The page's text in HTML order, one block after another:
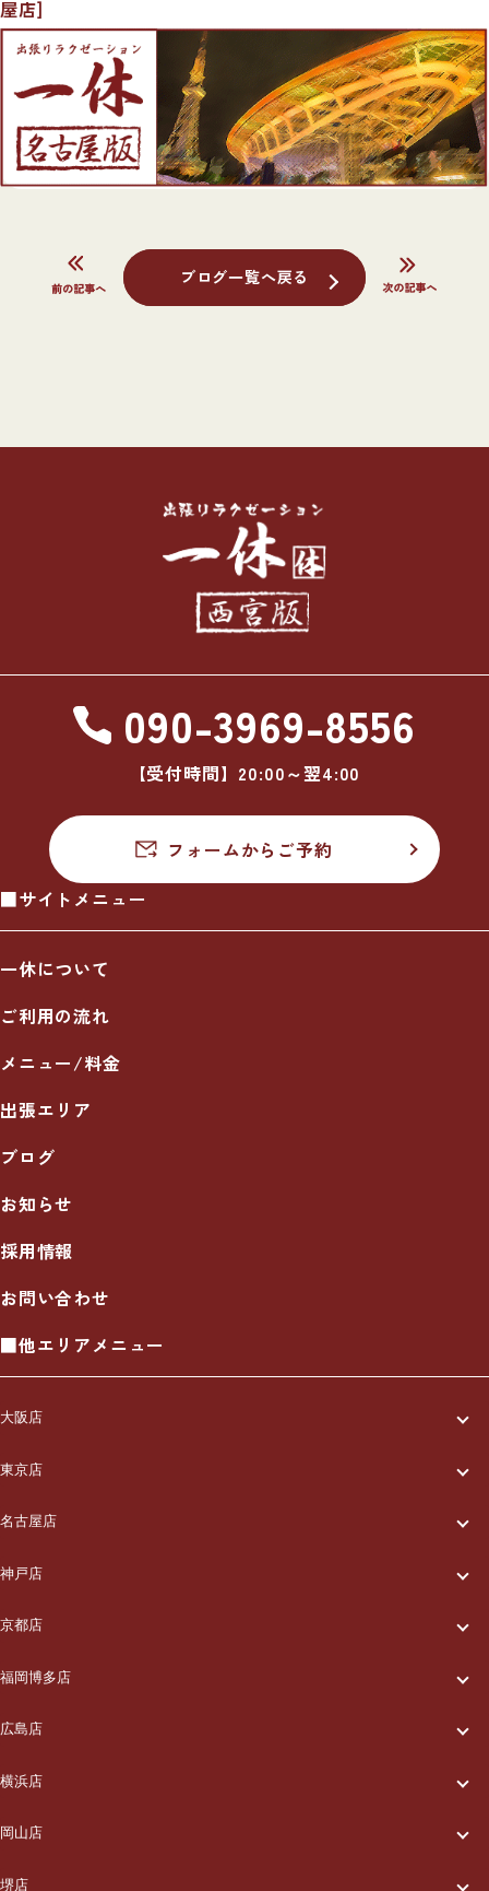
屋店]
ブログ一覧へ戻る
090-3969-8556
【受付時間】20:00～翌4:00
フォームからご予約
■サイトメニュー
一休について
ご利用の流れ
メニュー/料金
出張エリア
ブログ
お知らせ
採用情報
お問い合わせ
■他エリアメニュー
大阪店
一休について
ご利用の流れ
メニュー/料金
出張エリア
ブログ
お知らせ
採用情報
お問い合わせ
東京店
一休について
ご利用の流れ
メニュー/料金
出張エリア
ブログ
お知らせ
採用情報
名古屋店
一休について
ご利用の流れ
メニュー/料金
出張エリア
ブログ
お知らせ
神戸店
一休について
ご利用の流れ
メニュー/料金
出張エリア
ブログ
京都店
一休について
ご利用の流れ
メニュー/料金
出張エリア
ブログ
福岡博多店
一休について
ご利用の流れ
メニュー/料金
出張エリア
広島店
一休について
ご利用の流れ
メニュー/料金
横浜店
一休について
ご利用の流れ
岡山店
一休について
堺店